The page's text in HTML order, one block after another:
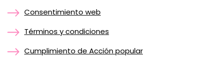
Consentimiento web
Términos y condiciones
Cumplimiento de Acción popular